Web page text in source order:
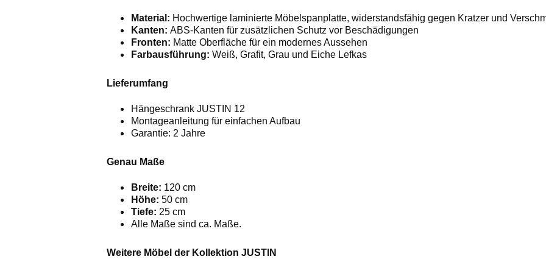
Material: Hochwertige laminierte Möbelspanplatte, widerstandsfähig gegen Kratzer und
Kanten: ABS-Kanten für zusätzlichen Schutz vor Beschädigungen
Fronten: Matte Oberfläche für ein modernes Aussehen
Farbausführung: Weiß, Grafit, Grau und Eiche Lefkas
Lieferumfang
Hängeschrank JUSTIN 12
Montageanleitung für einfachen Aufbau
Garantie: 2 Jahre
Genau Maße
Breite: 120 cm
Höhe: 50 cm
Tiefe: 25 cm
Alle Maße sind ca. Maße.
Weitere Möbel der Kollektion JUSTIN